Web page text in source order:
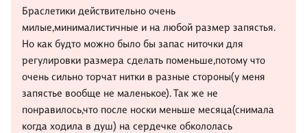
Браслетики действительно очень
милые,минималистичные и на любой размер запястья.
Но как будто можно было бы запас ниточки для
регулировки размера сделать поменьше,потому что
очень сильно торчат нитки в разные стороны(у меня
запястье вообще не маленькое). Так же не
понравилось,что после носки меньше месяца(снимала
когда ходила в душ) на сердечке обкололась